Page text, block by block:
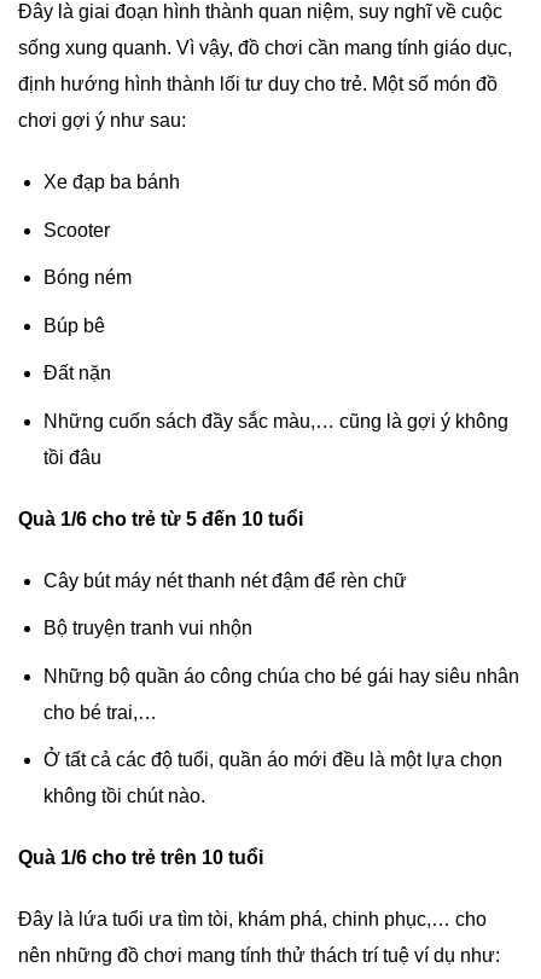
Đây là giai đoạn hình thành quan niệm, suy nghĩ về cuộc
sống xung quanh. Vì vậy, đồ chơi cần mang tính giáo dục,
định hướng hình thành lối tư duy cho trẻ. Một số món đồ
chơi gợi ý như sau:
Xe đạp ba bánh
Scooter
Bóng ném
Búp bê
Đất nặn
Những cuốn sách đầy sắc màu,… cũng là gợi ý không
tồi đâu
Quà 1/6 cho trẻ từ 5 đến 10 tuổi
Cây bút máy nét thanh nét đậm để rèn chữ
Bộ truyện tranh vui nhộn
Những bộ quần áo công chúa cho bé gái hay siêu nhân
cho bé trai,…
Ở tất cả các độ tuổi, quần áo mới đều là một lựa chọn
không tồi chút nào.
Quà 1/6 cho trẻ trên 10 tuổi
Đây là lứa tuổi ưa tìm tòi, khám phá, chinh phục,… cho
nên những đồ chơi mang tính thử thách trí tuệ ví dụ như: